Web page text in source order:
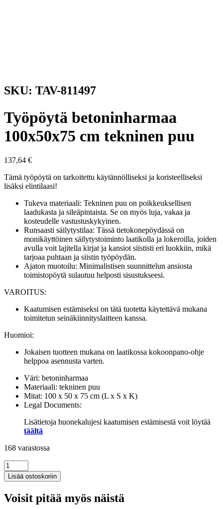
SKU: TAV-811497
Työpöytä betoninharmaa
100x50x75 cm tekninen puu
137,64 €
Tämä työpöytä on tarkoitettu käytännölliseksi ja koristeelliseksi
lisäksi elintilaasi!
Tukeva materiaali: Tekninen puu on poikkeuksellisen
laadukasta ja sileäpintaista. Se on myös luja, vakaa ja
kosteudelle vastustuskykyinen.
Runsaasti säilytystilaa: Tässä tietokonepöydässä on
monikäyttöinen säilytystoiminto laatikolla ja lokeroilla, joiden
avulla voit lajitella kirjat ja kansiot siististi eri luokkiin, mikä
tarjoaa puhtaan ja siistin työpöydän.
Ajaton muotoilu: Minimalistisen suunnittelun ansiosta
toimistopöytä sulautuu helposti sisustukseesi.
VAROITUS:
Kaatumisen estämiseksi on tätä tuotetta käytettävä mukana
toimitetun seinäkiinnityslaitteen kanssa.
Huomioi:
Jokaisen tuotteen mukana on laatikossa kokoonpano-ohje
helppoa asennusta varten.
Väri: betoninharmaa
Materiaali: tekninen puu
Mitat: 100 x 50 x 75 cm (L x S x K)
Legal Documents:
Lisätietoja huonekalujesi kaatumisen estämisestä voit löytää
täältä
168 varastossa
Työpöytä
betoninharmaa
100x50x75
tekninen
Lisää ostoskoriin
Voisit pitää myös näistä